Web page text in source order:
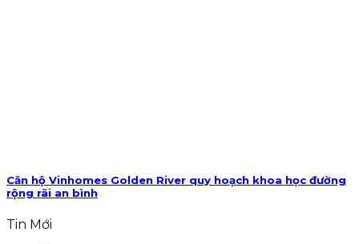
Căn hộ Vinhomes Golden River quy hoạch khoa học đường
rộng rãi an bình
Tin Mới